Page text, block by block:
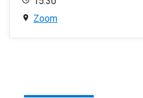
Zoom